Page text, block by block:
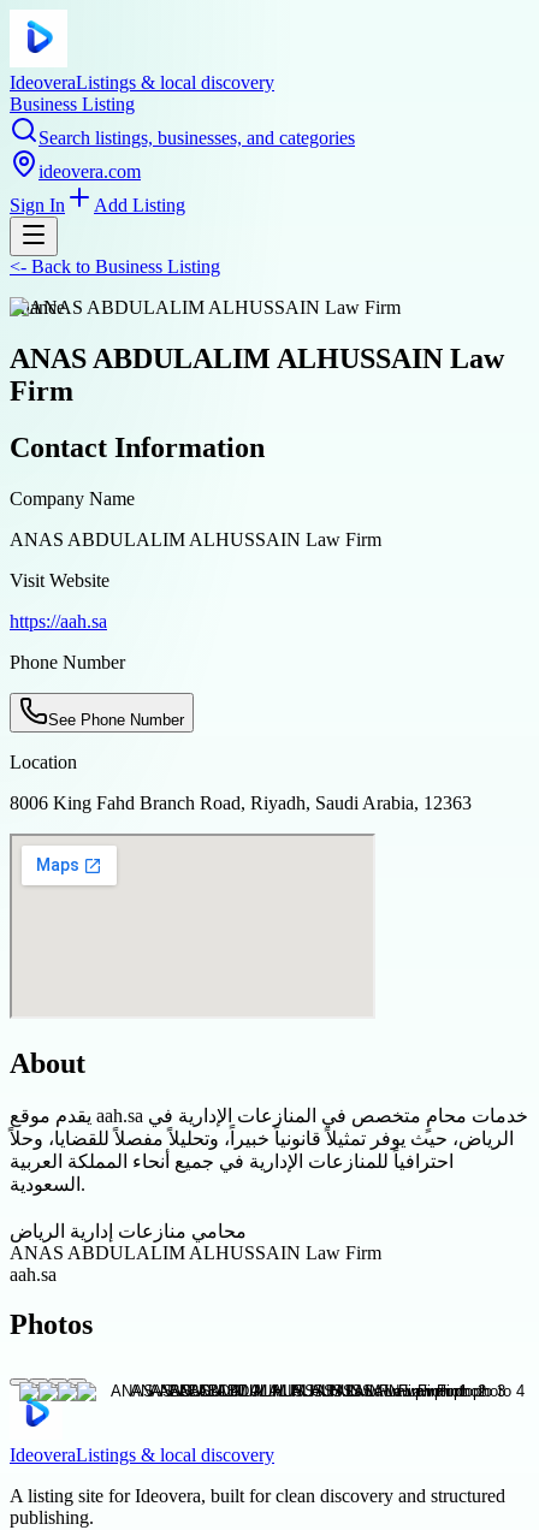
IdeoveraListings & local discovery
Business Listing
Search listings, businesses, and categories
ideovera.com
Sign In
Add Listing
<- Back to Business Listing
finance
ANAS ABDULALIM ALHUSSAIN Law
Firm
Contact Information
Company Name
ANAS ABDULALIM ALHUSSAIN Law Firm
Visit Website
https://aah.sa
Phone Number
See Phone Number
Location
8006 King Fahd Branch Road, Riyadh, Saudi Arabia, 12363
About
يقدم موقع aah.sa خدمات محامٍ متخصص في المنازعات الإدارية في
الرياض، حيث يوفر تمثيلاً قانونياً خبيراً، وتحليلاً مفصلاً للقضايا، وحلاً
احترافياً للمنازعات الإدارية في جميع أنحاء المملكة العربية
السعودية.
محامي منازعات إدارية الرياض
ANAS ABDULALIM ALHUSSAIN Law Firm
aah.sa
Photos
IdeoveraListings & local discovery
A listing site for Ideovera, built for clean discovery and structured
publishing.